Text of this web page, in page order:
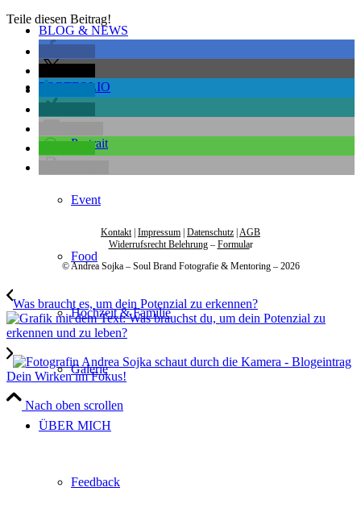
BLOG & NEWS
PORTFOLIO
Portrait
Event
Food
Hochzeit & Familie
Galerie
ÜBER MICH
Feedback
Teile diesen Beitrag!
Kontakt| Impressum Datenschutz AGB
Widerrufsrecht Belehrung– Formular
© Andrea Sojka – Soul Brand Fotografie & Mentoring – 2026
Was braucht es, um dein Potenzial zu erkennen?
Dein Wirken im Fokus!
Nach oben scrollen